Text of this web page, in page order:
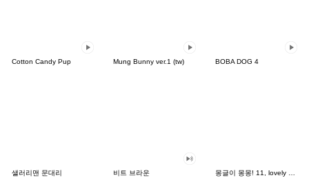
Cotton Candy Pup Mung Bunny ver.1 (tw) BOBA DOG 4
샐러리맨 문대리 비트 브라운